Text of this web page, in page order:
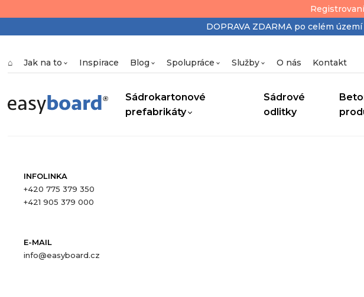
DOPRAVA ZDARMA po celém
⌂ Jak na to Inspirace Blog Spolupráce Služby O nás Kontakt
Sádrokartonové
prefabrikáty
Sádrové
odlitky
INFOLINKA
+420 775 379 350
+421 905 379 000
E-MAIL
info@easyboard.cz